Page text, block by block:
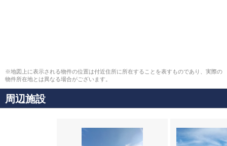
※地図上に表示される物件の位置は付近住所に所在することを表すものであり、実際の
物件所在地とは異なる場合がございます。
周辺施設